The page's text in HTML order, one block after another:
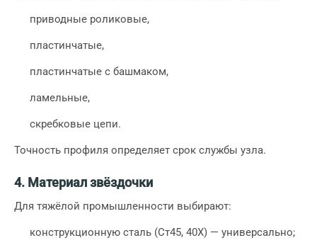
приводные роликовые,
пластинчатые,
пластинчатые с башмаком,
ламельные,
скребковые цепи.
Точность профиля определяет срок службы узла.
4. Материал звёздочки
Для тяжёлой промышленности выбирают:
конструкционную сталь (Ст45, 40Х) — универсально;